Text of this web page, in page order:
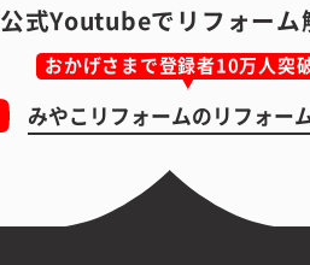
公式Youtubeでリフォーム
おかげさまで登録者10万人突
みやこリフォームのリフォー